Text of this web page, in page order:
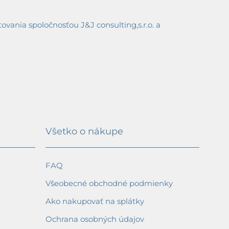
spoločnosťou J&J consulting,s.r.o. a
Všetko o nákupe
FAQ
Všeobecné obchodné podmienky
Ako nakupovať na splátky
Ochrana osobných údajov